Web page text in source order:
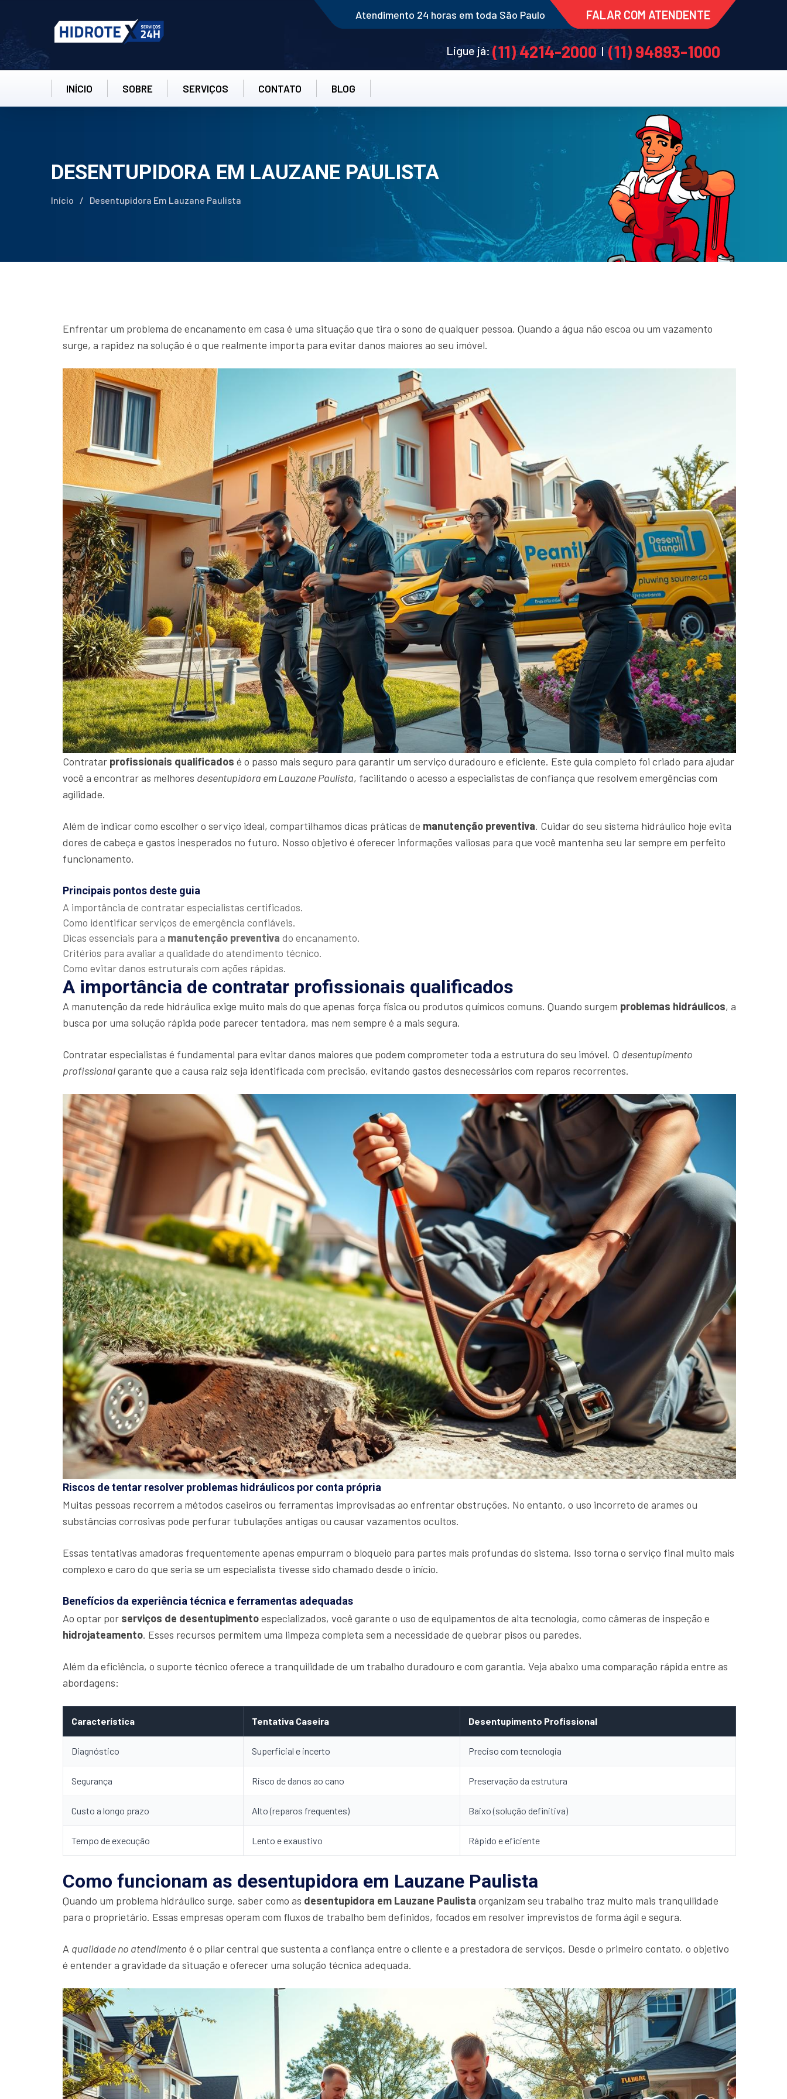
Atendimento 24 horas em toda São Paulo FALAR COM ATENDENTE
Ligue já:(11) 4214-2000|(11) 94893-1000
INÍCIO SOBRE SERVIÇOS CONTATO BLOG
DESENTUPIDORA EM LAUZANE PAULISTA
Início / Desentupidora Em Lauzane Paulista
Enfrentar um problema de encanamento em casa é uma situação que tira o sono de qualquer pessoa. Quando a água não escoa ou um vazamento
surge, a rapidez na solução é o que realmente importa para evitar danos maiores ao seu imóvel.
Contratar profissionais qualificados é o passo mais seguro para garantir um serviço duradouro e eficiente. Este guia completo foi criado para ajudar
você a encontrar as melhores desentupidora em Lauzane Paulista, facilitando o acesso a especialistas de confiança que resolvem emergências com
agilidade.
Além de indicar como escolher o serviço ideal, compartilhamos dicas práticas de manutenção preventiva. Cuidar do seu sistema hidráulico hoje evita
dores de cabeça e gastos inesperados no futuro. Nosso objetivo é oferecer informações valiosas para que você mantenha seu lar sempre em perfeito
funcionamento.
Principais pontos deste guia
A importância de contratar especialistas certificados.
Como identificar serviços de emergência confiáveis.
Dicas essenciais para a manutenção preventiva do encanamento.
Critérios para avaliar a qualidade do atendimento técnico.
Como evitar danos estruturais com ações rápidas.
A importância de contratar profissionais qualificados
A manutenção da rede hidráulica exige muito mais do que apenas força física ou produtos químicos comuns. Quando surgem problemas hidráulicos, a
busca por uma solução rápida pode parecer tentadora, mas nem sempre é a mais segura.
Contratar especialistas é fundamental para evitar danos maiores que podem comprometer toda a estrutura do seu imóvel. O desentupimento
profissionalgarante que a causa raiz seja identificada com precisão, evitando gastos desnecessários com reparos recorrentes.
Riscos de tentar resolver problemas hidráulicos por conta própria
Muitas pessoas recorrem a métodos caseiros ou ferramentas improvisadas ao enfrentar obstruções. No entanto, o uso incorreto de arames ou
substâncias corrosivas pode perfurar tubulações antigas ou causar vazamentos ocultos.
Essas tentativas amadoras frequentemente apenas empurram o bloqueio para partes mais profundas do sistema. Isso torna o serviço final muito mais
complexo e caro do que seria se um especialista tivesse sido chamado desde o início.
Benefícios da experiência técnica e ferramentas adequadas
Ao optar por serviços de desentupimentoespecializados, você garante o uso de equipamentos de alta tecnologia, como câmeras de inspeção e
hidrojateamento. Esses recursos permitem uma limpeza completa sem a necessidade de quebrar pisos ou paredes.
Além da eficiência, o suporte técnico oferece a tranquilidade de um trabalho duradouro e com garantia. Veja abaixo uma comparação rápida entre as
abordagens:
Característica Tentativa Caseira Desentupimento Profissional
Diagnóstico Superficial e incerto Preciso com tecnologia
Segurança Risco de danos ao cano Preservação da estrutura
Custo a longo prazo Alto (reparos frequentes) Baixo (solução definitiva)
Tempo de execução Lento e exaustivo Rápido e eficiente
Como funcionam as desentupidora em Lauzane Paulista
Quando um problema hidráulico surge, saber como as desentupidora em Lauzane Paulista organizam seu trabalho traz muito mais tranquilidade
para o proprietário. Essas empresas operam com fluxos de trabalho bem definidos, focados em resolver imprevistos de forma ágil e segura.
A qualidade no atendimento é o pilar central que sustenta a confiança entre o cliente e a prestadora de serviços. Desde o primeiro contato, o objetivo
é entender a gravidade da situação e oferecer uma solução técnica adequada.